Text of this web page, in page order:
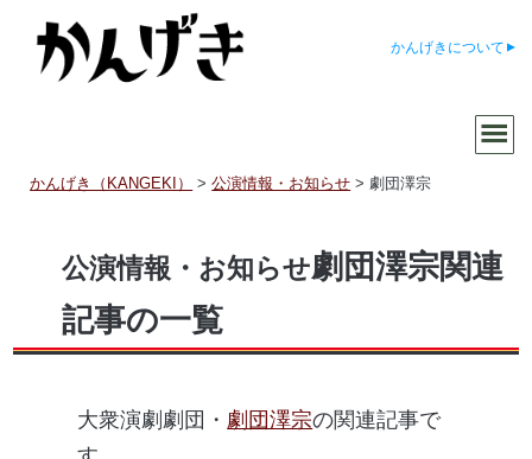
かんげきについて
かんげき（KANGEKI） >公演情報・お知らせ >劇団澤宗
公演情報・お知らせ劇団澤宗関連
記事の一覧
大衆演劇劇団・ 劇団澤宗の関連記事で